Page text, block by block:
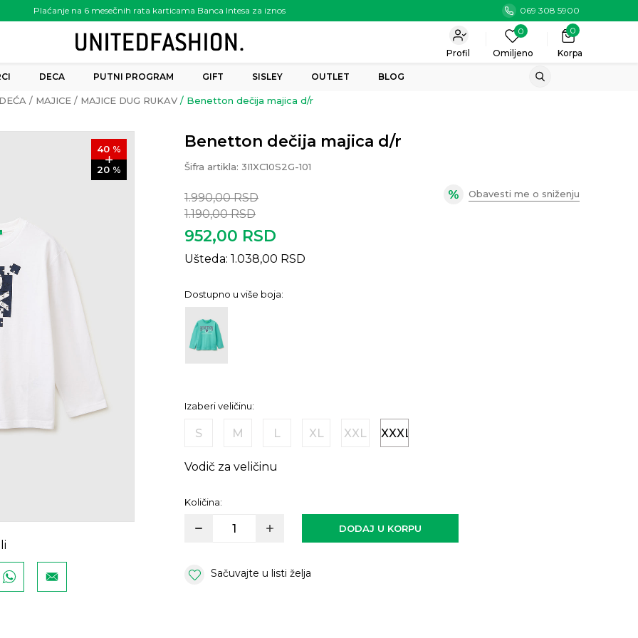
Plaćanje na 6 mesečnih rata karticama Banca Intesa za iznos
preko 6.000.00 rsd
069 308 5900
Korpa
0
0
Omiljeno
Profil
DECA PUTNI PROGRAM GIFT SISLEY OUTLET BLOG
MAJICE MAJICE DUG RUKAV Benetton dečija majica d/r
40 %
20 %
Benetton dečija majica d/r
Šifra artikla: 3I1XC10S2G-101
1.990,00 RSD
1.190,00 RSD
952,00 RSD
Ušteda: 1.038,00 RSD
Obavesti me o sniženju
Dostupno u više boja:
Izaberi veličinu:
S M L XL XXL XXXL
Vodič za veličinu
Količina:
DODAJ U KORPU
Sačuvajte u listi želja